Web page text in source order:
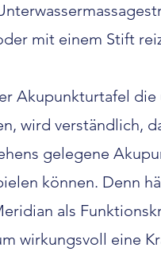
mit einem Stift
Akupunkturtafel
wird verständlich,
gelegene
können. Denn
als
wirkungsvoll eine